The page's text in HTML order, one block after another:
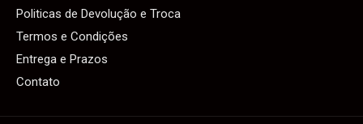
Politicas de Devolução e Troca
Termos e Condições
Entrega e Prazos
Contato